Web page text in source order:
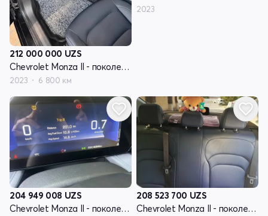
212 000 000 UZS
Chevrolet Monza II - поколение рестайлинг
2023 6 800 км
2023
204 949 008 UZS
Chevrolet Monza II - поколение рестайлинг
208 523 700 UZS
Chevrolet Monza II - поколение рестайлинг